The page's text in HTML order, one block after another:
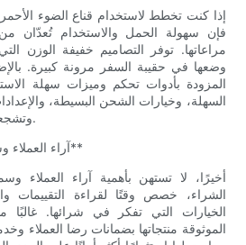
إذا كنت تخطط لاستخدام قناع الضوء الأحمر
فإن سهولة الحمل والاستخدام تُعدّان
مراعاتها. توفر التصاميم خفيفة الوزن
وضعها في حقيبة السفر مرونة كبيرة.
المزودة بأدوات تحكم وميزات سهلة
السهلة، وخيارات الشحن البسيطة،
وتشجعك على الاستخدام المنتظم.
**7. آراء العملاء وسمعة العلامة التجارية**
أخيرًا، لا تستهن بأهمية آراء العملاء
الشراء، خصص وقتًا لقراءة التقييمات
الخيارات التي تفكر في شرائها. غالبًا
الموثوقة منتجاتها بضمانات رضا العملاء